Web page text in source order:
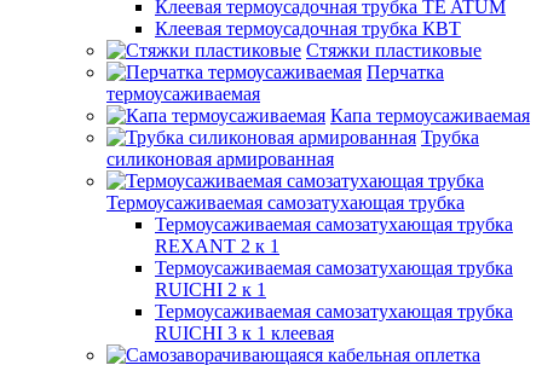
Клеевая термоусадочная трубка TE ATUM
Клеевая термоусадочная трубка КВТ
Стяжки пластиковые
Перчатка
термоусаживаемая
Капа термоусаживаемая
Трубка
силиконовая армированная
Термоусаживаемая самозатухающая трубка
Термоусаживаемая самозатухающая трубка
REXANT 2 к 1
Термоусаживаемая самозатухающая трубка
RUICHI 2 к 1
Термоусаживаемая самозатухающая трубка
RUICHI 3 к 1 клеевая